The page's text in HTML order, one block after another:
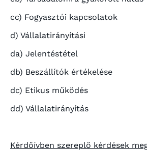
cc) Fogyasztói kapcsolatok
d) Vállalatirányítási
da) Jelentéstétel
db) Beszállítók értékelése
dc) Etikus működés
dd) Vállalatirányítás
Kérdőívben szereplő kérdések